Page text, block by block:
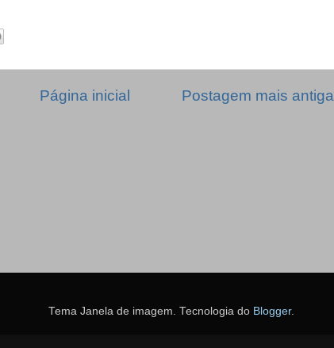
Postagem mais antiga
Página inicial
Tema Janela de imagem. Tecnologia do Blogger.